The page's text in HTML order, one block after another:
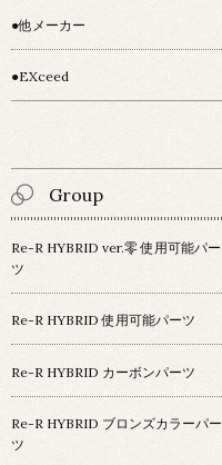
●他メーカー
●EXceed
Group
Re-R HYBRID ver.零 使用可能パー
ツ
Re-R HYBRID 使用可能パーツ
Re-R HYBRID カーボンパーツ
Re-R HYBRID ブロンズカラーパー
ツ